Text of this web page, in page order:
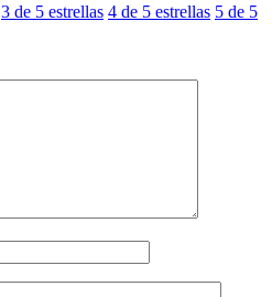
3 de 5 estrellas 4 de 5 estrellas 5 de 5